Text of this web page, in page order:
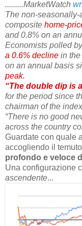
.........MarketWatch
The non-
composite home-
and 0.8% on an
Economists polled
a 0.6% decline in the
on an annual basis
peak.
“The double dip is
for the period since
chairman of the
“There is no good
across the country
Guardate con quale
accogliendo il
profondo e veloce
Una configurazione
ascendente...